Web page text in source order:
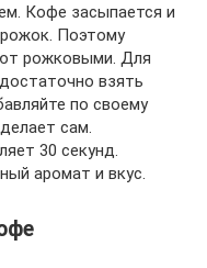
Кофе засыпается и
Поэтому
рожковыми. Для
взять
по своему
сам.
30 секунд.
аромат и вкус.